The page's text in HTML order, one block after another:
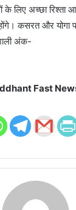
के लिए अच्छा
कसरत और योगा
अंक-
Fast